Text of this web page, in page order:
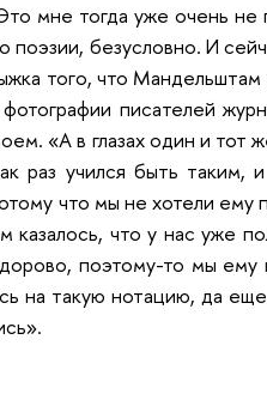
мне тогда уже очень
поэзии, безусловно. И
того, что
писателей
«А в глазах один и
раз учился быть таким,
что мы не хотели ему
казалось, что у нас уже
поэтому-то мы
на такую нотацию, да